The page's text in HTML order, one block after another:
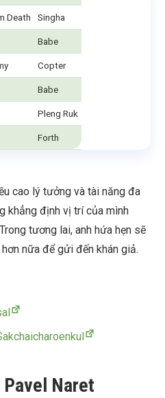
Death Singha
Babe
Copter
Babe
Pleng Ruk
Forth
cao lý tưởng và tài năng đa
khẳng định vị trí của mình
tương lai, anh hứa hẹn sẽ
nữa để gửi đến khán giả.
Pavel Naret